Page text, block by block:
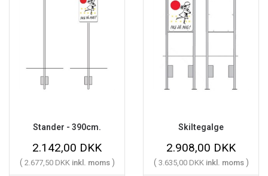
Stander - 390cm.
2.142,00 DKK
( 2.677,50 DKK inkl. moms )
Skiltegalge
2.908,00 DKK
( 3.635,00 DKK inkl. moms )